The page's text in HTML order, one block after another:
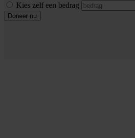
Kies zelf een bedrag
Doneer nu